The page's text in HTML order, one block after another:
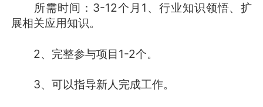
所需时间：3-12个月1、行业知识领悟、扩
展相关应用知识。
2、完整参与项目1-2个。
3、可以指导新人完成工作。